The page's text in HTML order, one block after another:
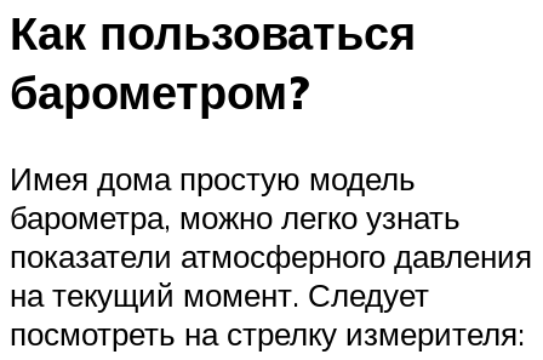
Как пользоваться
барометром?
Имея дома простую модель
барометра, можно легко узнать
показатели атмосферного давления
на текущий момент. Следует
посмотреть на стрелку измерителя: